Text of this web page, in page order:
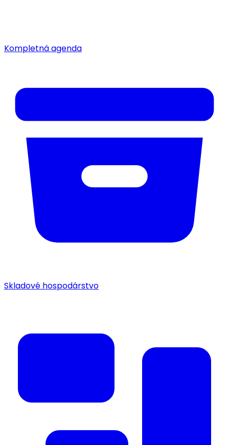
Kompletná agenda
Skladové hospodárstvo